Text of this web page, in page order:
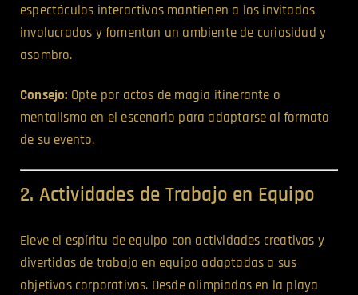
espectáculos interactivos mantienen a los invitados
involucrados y fomentan un ambiente de curiosidad y
asombro.
Consejo: Opte por actos de magia itinerante o
mentalismo en el escenario para adaptarse al formato
de su evento.
2. Actividades de Trabajo en Equipo
Eleve el espíritu de equipo con actividades creativas y
divertidas de trabajo en equipo adaptadas a sus
objetivos corporativos. Desde olimpiadas en la playa